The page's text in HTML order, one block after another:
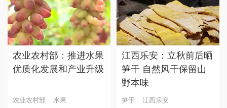
农业农村部：推进水果
优质化发展和产业升级
农业农村部 水果
江西乐安：立秋前后晒
笋干 自然风干保留山
野本味
笋干 江西乐安